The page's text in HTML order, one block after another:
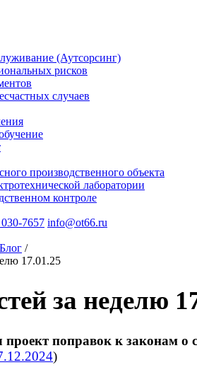
(Аутсорсинг)
рисков
случаев
производственного объекта
лаборатории
контроле
7657 info@ot66.ru
Блог /
17.01.25
за неделю
поправок к законам о
)